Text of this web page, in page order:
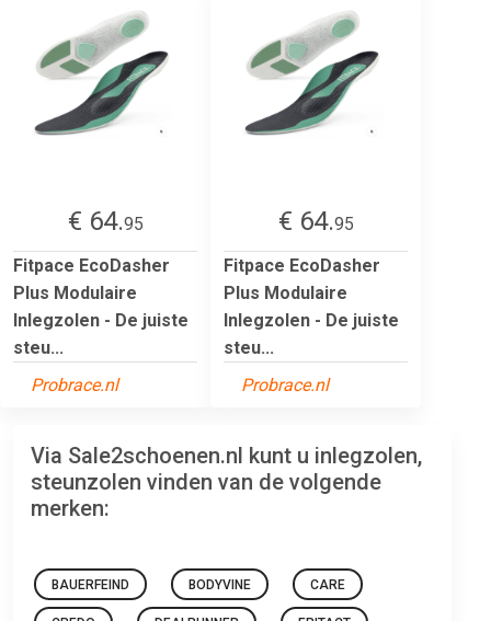
€ 64.95
Fitpace EcoDasher
Plus Modulaire
Inlegzolen - De juiste
steu...
Probrace.nl
€ 64.95
Fitpace EcoDasher
Plus Modulaire
Inlegzolen - De juiste
steu...
Probrace.nl
Via Sale2schoenen.nl kunt u inlegzolen,
steunzolen vinden van de volgende
merken:
BAUERFEIND BODYVINE CARE